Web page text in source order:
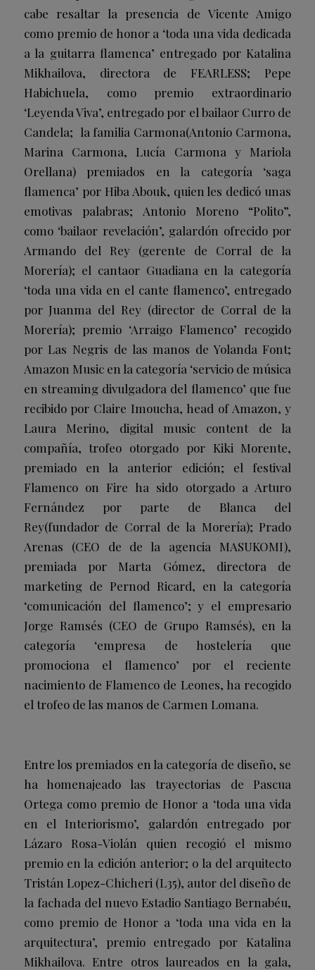
cabe resaltar la presencia de Vicente Amigo
como premio de honor a ‘toda una vida dedicada
a la guitarra flamenca’ entregado por Katalina
Mikhailova, directora de FEARLESS; Pepe
Habichuela, como premio extraordinario
‘Leyenda Viva’, entregado por el bailaor Curro de
Candela; la familia Carmona(Antonio Carmona,
Marina Carmona, Lucía
Carmona y Mariola
Orellana) premiados en la categoría ‘saga
flamenca’ por Hiba Abouk, quien les dedicó unas
emotivas palabras; Antonio Moreno “Polito”,
como ‘bailaor revelación’, galardón ofrecido por
Armando del Rey(gerente de Corral de la
Morería); el cantaor Guadiana en la categoría
‘toda una vida en el cante flamenco’, entregado
por Juanma del Rey (director de Corral de la
Morería); premio ‘Arraigo Flamenco’ recogido
por Las Negris de las manos de Yolanda Font;
Amazon Musicen la categoría ‘servicio de música
en streaming divulgadora del flamenco’ que fue
recibido por Claire Imoucha, head of Amazon, y
Laura Merino, digital music content de la
compañía, trofeo otorgado por Kiki Morente,
premiado en la anterior edición; el festival
Flamenco on Fire ha sido otorgado a Arturo
Fernández por parte de Blanca del
Rey(fundador de Corral de la Morería); Prado
Arenas (CEO de de la agencia MASUKOMI),
premiada por Marta Gómez, directora de
marketing de Pernod Ricard, en la categoría
‘comunicación del flamenco’; y el empresario
Jorge Ramsés (CEO de Grupo Ramsés), en la
categoría ‘empresa de hostelería que
promociona el flamenco’ por el reciente
nacimiento de Flamenco de Leones, ha recogido
el trofeo de las manos de Carmen Lomana.
Entre los premiados en la categoría de diseño, se
ha homenajeado las trayectorias de Pascua
Ortega como premio de Honor a ‘toda una vida
en el Interiorismo’, galardón entregado por
Lázaro Rosa-Violán quien recogió el mismo
premio en la edición anterior; o la del arquitecto
Tristán Lopez-Chicheri (L35), autor del diseño de
la fachada del nuevo Estadio Santiago Bernabéu,
como premio de Honor a ‘toda una vida en la
arquitectura’, premio entregado por Katalina
Mikhailova. Entre otros laureados en la gala,